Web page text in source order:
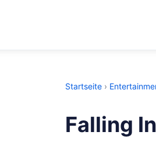
Startseite ›
Falling